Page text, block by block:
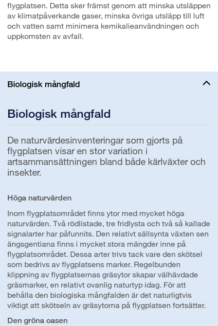
flygplatsen. Detta sker främst genom att minska utsläppen
av klimatpåverkande gaser, minska övriga utsläpp till luft
och vatten samt minimera kemikalieanvändningen och
uppkomsten av avfall.
Biologisk mångfald
Biologisk mångfald
De naturvärdesinventeringar som gjorts på
flygplatsen visar en stor variation i
artsammansättningen bland både kärlväxter och
insekter.
Höga naturvärden
Inom flygplatsområdet finns ytor med mycket höga
naturvärden. Två rödlistade, tre fridlysta och två så kallade
signalarter har påfunnits. Den relativt sällsynta växten sen
ängsgentiana finns i mycket stora mängder inne på
flygplatsområdet. Dessa arter trivs tack vare den skötsel
som bedrivs av flygplatsens marker. Regelbunden
klippning av flygplatsernas gräsytor skapar välhävdade
gräsmarker, en relativt ovanlig naturtyp idag. För att
behålla den biologiska mångfalden är det naturligtvis
viktigt att skötseln av gräsytorna på flygplatsen fortsätter.
Den gröna oasen